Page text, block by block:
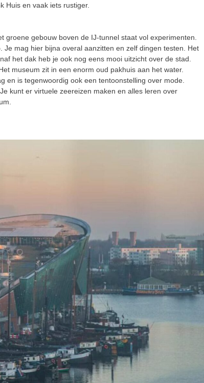
Huis en vaak iets rustiger.
groene gebouw boven de IJ-tunnel staat vol experimenten.
mag hier bijna overal aanzitten en zelf dingen testen. Het
het dak heb je ook nog eens mooi uitzicht over de stad.
museum zit in een enorm oud pakhuis aan het water.
en is tegenwoordig ook een tentoonstelling over mode.
kunt er virtuele zeereizen maken en alles leren over